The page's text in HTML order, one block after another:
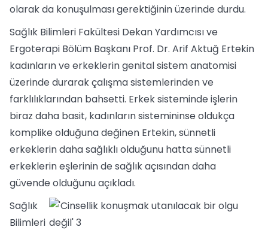
olarak da konuşulması gerektiğinin üzerinde durdu.
Sağlık Bilimleri Fakültesi Dekan Yardımcısı ve
Ergoterapi Bölüm Başkanı Prof. Dr. Arif Aktuğ Ertekin
kadınların ve erkeklerin genital sistem anatomisi
üzerinde durarak çalışma sistemlerinden ve
farklılıklarından bahsetti. Erkek sisteminde işlerin
biraz daha basit, kadınların sistemininse oldukça
komplike olduğuna değinen Ertekin, sünnetli
erkeklerin daha sağlıklı olduğunu hatta sünnetli
erkeklerin eşlerinin de sağlık açısından daha
güvende olduğunu açıkladı.
Sağlık
Bilimleri